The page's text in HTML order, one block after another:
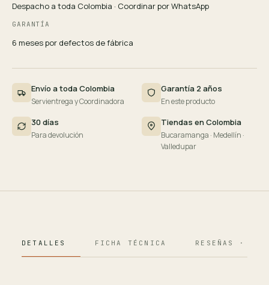
Despacho a toda Colombia · Coordinar por WhatsApp
GARANTÍA
6 meses por defectos de fábrica
Envío a toda Colombia
Servientrega y Coordinadora
Garantía 2 años
En este producto
30 días
Para devolución
Tiendas en Colombia
Bucaramanga · Medellín ·
Valledupar
DETALLES FICHA TÉCNICA RESEÑAS · 124